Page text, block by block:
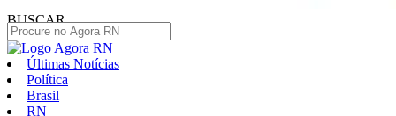
BUSCAR
Últimas Notícias
Política
Brasil
RN